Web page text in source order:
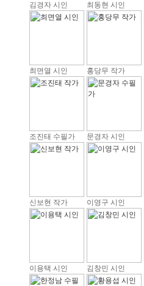
김경자 시인 최동현 시인
최면열 시인 홍당무 작가
조진태 수필가 문경자 시인
신보현 작가 이영구 시인
이용택 시인 김창민 시인